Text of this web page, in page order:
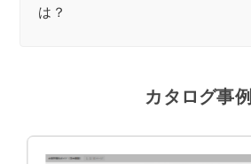
は？
カタログ事例